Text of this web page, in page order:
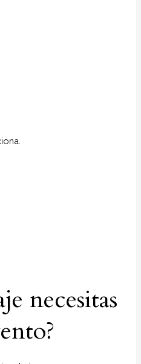
necesitas